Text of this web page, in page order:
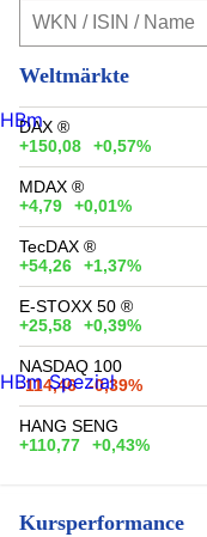
Weltmärkte
DAX ®
+150,08
+0,57%
MDAX ®
+4,79
+0,01%
TecDAX ®
+54,26
+1,37%
E-STOXX 50 ®
+25,58
+0,39%
NASDAQ 100
-114,46
-0,39%
HANG SENG
+110,77
+0,43%
Kursperformance
HBm
HBm Spezial